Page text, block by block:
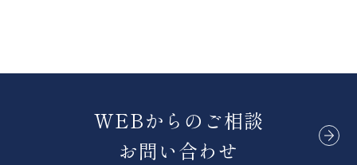
WEBからのご相談
お問い合わせ